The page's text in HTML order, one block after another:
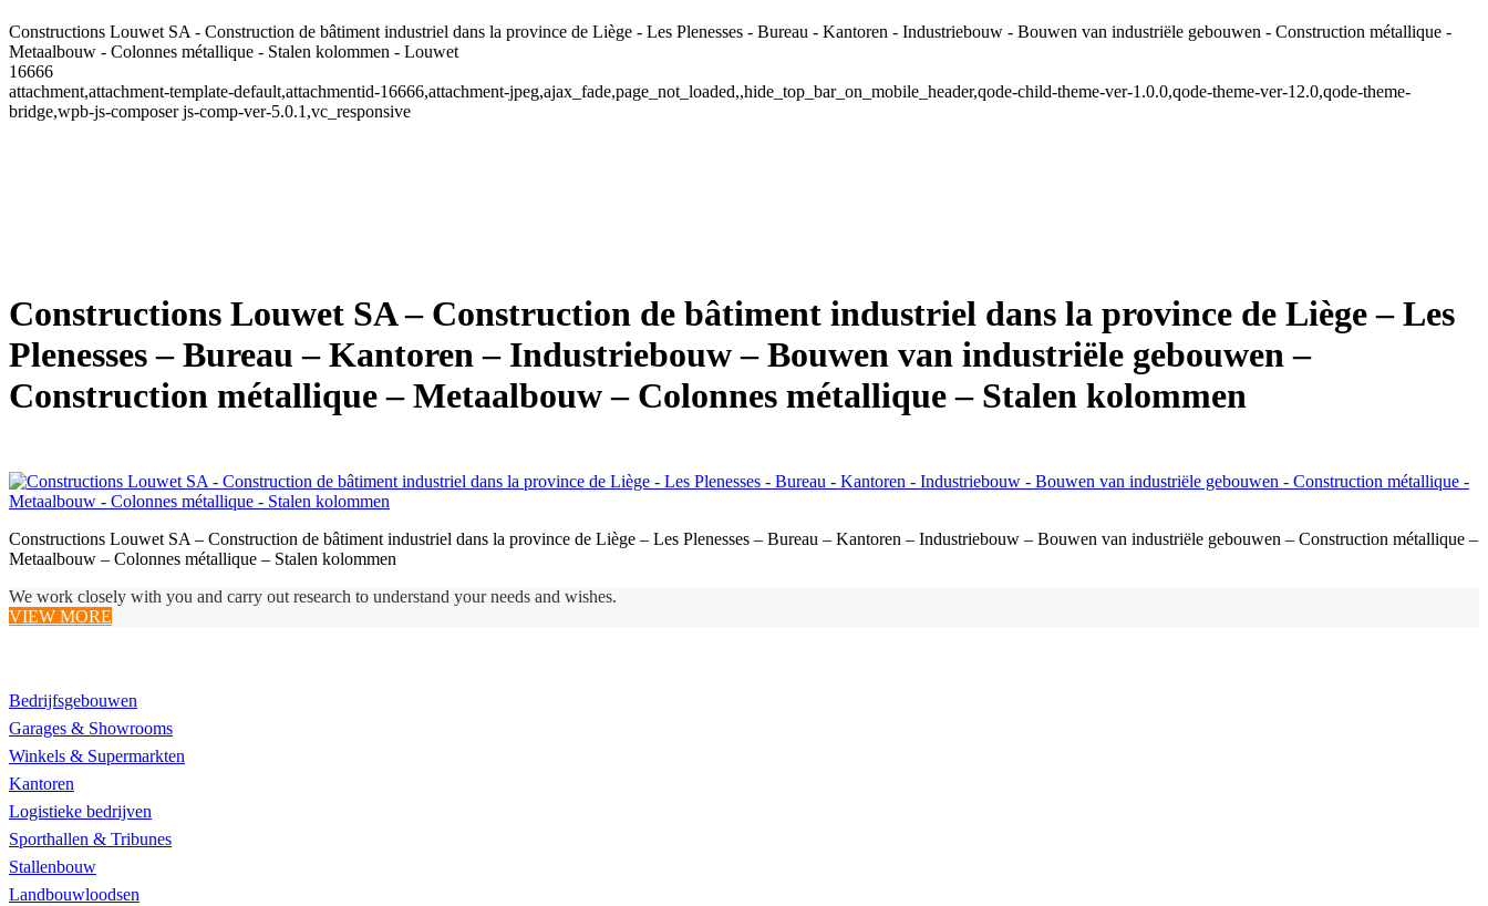
Constructions Louwet SA - Construction de bâtiment industriel dans la province de Liège - Les Plenesses - Bureau - Kantoren - Industriebouw - Bouwen van industriële gebouwen - Construction métallique -
Metaalbouw - Colonnes métallique - Stalen kolommen - Louwet
16666
attachment,attachment-template-default,attachmentid-16666,attachment-jpeg,ajax_fade,page_not_loaded,,hide_top_bar_on_mobile_header,qode-child-theme-ver-1.0.0,qode-theme-ver-12.0,qode-theme-
bridge,wpb-js-composer js-comp-ver-5.0.1,vc_responsive
Constructions Louwet SA – Construction de bâtiment industriel dans la province de Liège – Les
Plenesses – Bureau – Kantoren – Industriebouw – Bouwen van industriële gebouwen –
Construction métallique – Metaalbouw – Colonnes métallique – Stalen kolommen
Constructions Louwet SA – Construction de bâtiment industriel dans la province de Liège – Les Plenesses – Bureau – Kantoren – Industriebouw – Bouwen van industriële gebouwen – Construction métallique –
Metaalbouw – Colonnes métallique – Stalen kolommen
We work closely with you and carry out research to understand your needs and wishes.
VIEW MORE
Bedrijfsgebouwen
Garages & Showrooms
Winkels & Supermarkten
Kantoren
Logistieke bedrijven
Sporthallen & Tribunes
Stallenbouw
Landbouwloodsen